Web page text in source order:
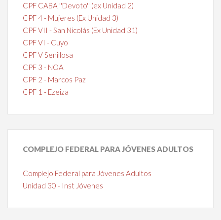
CPF CABA ''Devoto'' (ex Unidad 2)
CPF 4 - Mujeres (Ex Unidad 3)
CPF VII - San Nicolás (Ex Unidad 31)
CPF VI - Cuyo
CPF V Senillosa
CPF 3 - NOA
CPF 2 - Marcos Paz
CPF 1 - Ezeiza
COMPLEJO FEDERAL PARA JÓVENES ADULTOS
Complejo Federal para Jóvenes Adultos
Unidad 30 - Inst Jóvenes